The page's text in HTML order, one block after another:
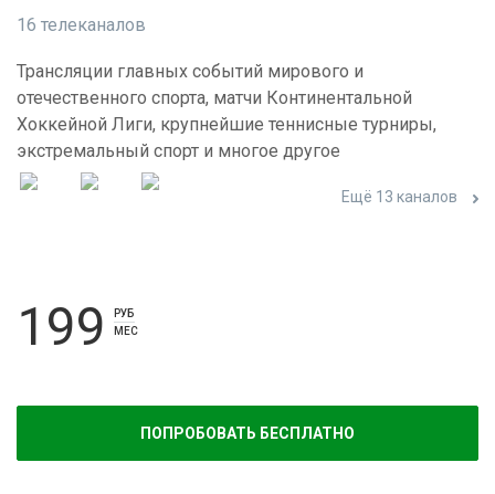
16 телеканалов
Трансляции главных событий мирового и
отечественного спорта, матчи Континентальной
Хоккейной Лиги, крупнейшие теннисные турниры,
экстремальный спорт и многое другое
Ещё 13 каналов
199
РУБ
МЕС
ПОПРОБОВАТЬ БЕСПЛАТНО